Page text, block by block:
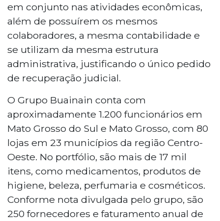
em conjunto nas atividades econômicas,
além de possuírem os mesmos
colaboradores, a mesma contabilidade e
se utilizam da mesma estrutura
administrativa, justificando o único pedido
de recuperação judicial.
O Grupo Buainain conta com
aproximadamente 1.200 funcionários em
Mato Grosso do Sul e Mato Grosso, com 80
lojas em 23 municípios da região Centro-
Oeste. No portfólio, são mais de 17 mil
itens, como medicamentos, produtos de
higiene, beleza, perfumaria e cosméticos.
Conforme nota divulgada pelo grupo, são
250 fornecedores e faturamento anual de